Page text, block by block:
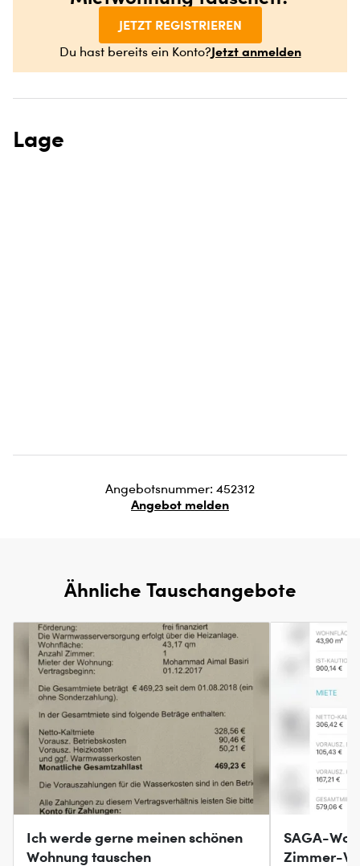
JETZT REGISTRIEREN
Du hast bereits ein Konto?Jetzt anmelden
Lage
Angebotsnummer: 452312
Angebot melden
Ähnliche Tauschangebote
Ich werde gerne meinen schönen
Wohnung tauschen
SAGA-
Zimmer-